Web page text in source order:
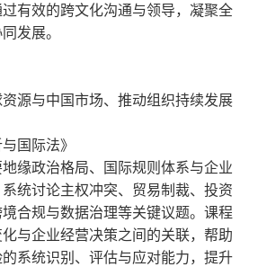
有效的跨文化沟通与领导，凝聚全
发展。
源与中国市场、推动组织持续发展
国际法》
缘政治格局、国际规则体系与企业
统讨论主权冲突、贸易制裁、投资
合规与数据治理等关键议题。课程
与企业经营决策之间的关联，帮助
系统识别、评估与应对能力，提升